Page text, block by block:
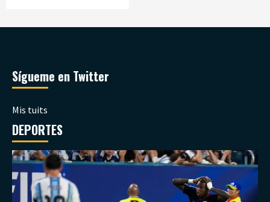
Sígueme en Twitter
Mis tuits
DEPORTES